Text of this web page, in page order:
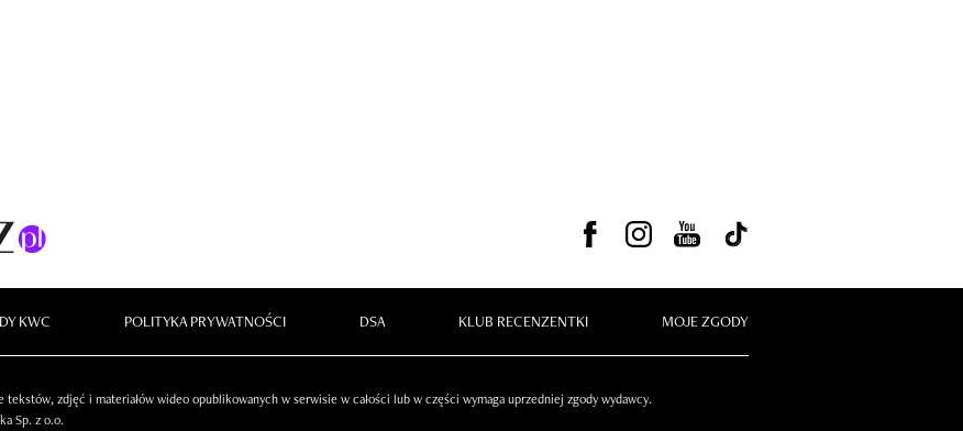
KWC POLITYKA PRYWATNOŚCI DSA KLUB RECENZENTKI MOJE ZGODY
tekstów, zdjęć i materiałów wideo opublikowanych w serwisie w całości lub w części wymaga uprzedniej zgody wydawcy.
Sp. z o.o.